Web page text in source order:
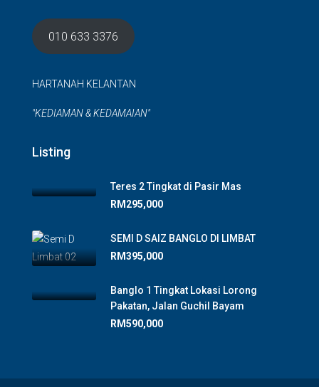
010 633 3376
HARTANAH KELANTAN
"KEDIAMAN & KEDAMAIAN"
Listing
Teres 2 Tingkat di Pasir Mas
RM295,000
SEMI D SAIZ BANGLO DI LIMBAT
RM395,000
Banglo 1 Tingkat Lokasi Lorong
Pakatan, Jalan Guchil Bayam
RM590,000